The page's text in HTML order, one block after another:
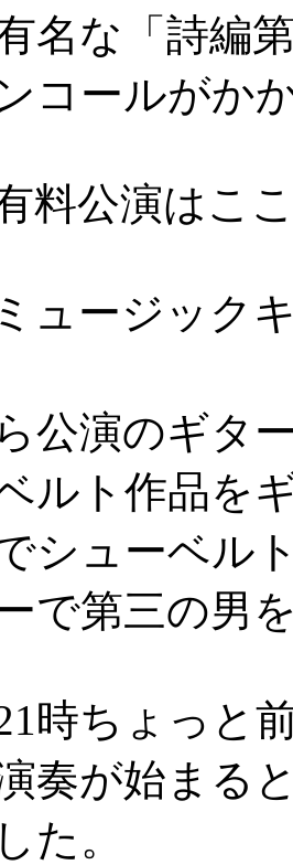
名な「詩編
コールがか
料公演はこ
ュージック
公演のギタ
ルト作品を
シューベル
で第三の男
時ちょっと
奏が始まる
た。